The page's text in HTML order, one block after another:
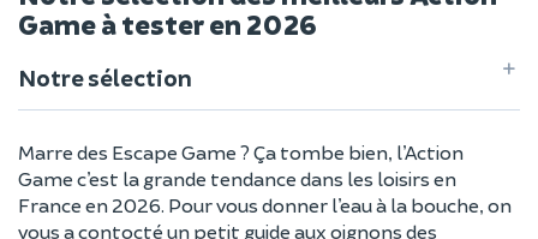
Game à tester en 2026
Notre sélection
Marre des Escape Game ? Ça tombe bien, l’Action
Game c’est la grande tendance dans les loisirs en
France en 2026. Pour vous donner l’eau à la bouche, on
vous a contocté un petit guide aux oignons des